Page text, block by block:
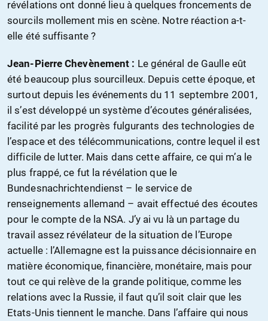
révélations ont donné lieu à quelques froncements de
sourcils mollement mis en scène. Notre réaction a-t-
elle été suffisante ?
Jean-Pierre Chevènement : Le général de Gaulle eût
été beaucoup plus sourcilleux. Depuis cette époque, et
surtout depuis les événements du 11 septembre 2001,
il s’est développé un système d’écoutes généralisées,
facilité par les progrès fulgurants des technologies de
l’espace et des télécommunications, contre lequel il est
difficile de lutter. Mais dans cette affaire, ce qui m’a le
plus frappé, ce fut la révélation que le
Bundesnachrichtendienst – le service de
renseignements allemand – avait effectué des écoutes
pour le compte de la NSA. J’y ai vu là un partage du
travail assez révélateur de la situation de l’Europe
actuelle : l’Allemagne est la puissance décisionnaire en
matière économique, financière, monétaire, mais pour
tout ce qui relève de la grande politique, comme les
relations avec la Russie, il faut qu’il soit clair que les
Etats-Unis tiennent le manche. Dans l’affaire qui nous